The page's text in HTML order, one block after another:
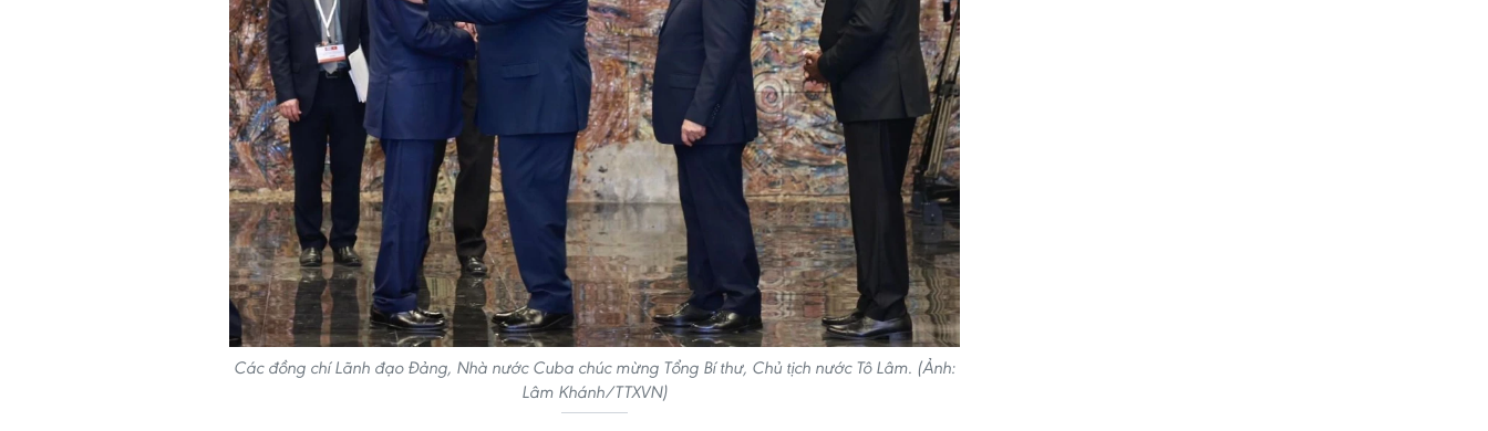
Các đồng chí Lãnh đạo Đảng, Nhà nước Cuba chúc mừng Tổng Bí thư, Chủ tịch nước Tô Lâm. (Ảnh:
Lâm Khánh/TTXVN)